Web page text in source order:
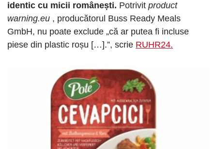
identic cu micii românești. Potrivit product
warning.eu , producătorul Buss Ready Meals
GmbH, nu poate exclude „că ar putea fi incluse
piese din plastic roșu […].”, scrie RUHR24.